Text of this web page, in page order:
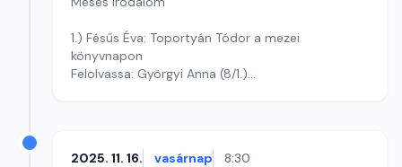
1.) Fésűs Éva: Toportyán Tódor a mezei
könyvnapon
Felolvassa: Györgyi Anna (8/1.)
2025. 11. 16. vasárnap 8:30